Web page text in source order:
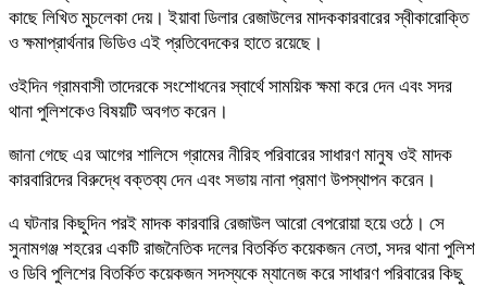
কাছে লিখিত মুচলেকা দেয়। ইয়াবা ডিলার রেজাউলের মাদককারবারের স্বীকারোক্তি
ও ক্ষমাপ্রার্থনার ভিডিও এই প্রতিবেদকের হাতে রয়েছে।
ওইদিন গ্রামবাসী তাদেরকে সংশোধনের স্বার্থে সাময়িক ক্ষমা করে দেন এবং সদর
থানা পুলিশকেও বিষয়টি অবগত করেন।
জানা গেছে এর আগের শালিসে গ্রামের নীরিহ পরিবারের সাধারণ মানুষ ওই মাদক
কারবারিদের বিরুদ্ধে বক্তব্য দেন এবং সভায় নানা প্রমাণ উপস্থাপন করেন।
এ ঘটনার কিছুদিন পরই মাদক কারবারি রেজাউল আরো বেপরোয়া হয়ে ওঠে। সে
সুনামগঞ্জ শহরের একটি রাজনৈতিক দলের বিতর্কিত কয়েকজন নেতা, সদর থানা পুলিশ
ও ডিবি পুলিশের বিতর্কিত কয়েকজন সদস্যকে ম্যানেজ করে সাধারণ পরিবারের কিছু